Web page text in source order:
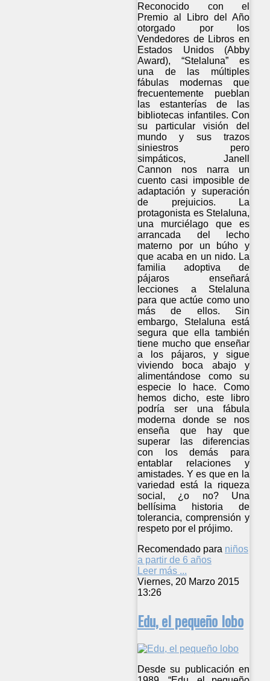
Reconocido con el
Premio al Libro del Año
otorgado por los
Vendedores de Libros en
Estados Unidos (Abby
Award), “Stelaluna” es
una de las múltiples
fábulas modernas que
frecuentemente pueblan
las estanterías de las
bibliotecas infantiles. Con
su particular visión del
mundo y sus trazos
siniestros pero
simpáticos, Janell
Cannon nos narra un
cuento casi imposible de
adaptación y superación
de prejuicios. La
protagonista es Stelaluna,
una murciélago que es
arrancada del lecho
materno por un búho y
que acaba en un nido. La
familia adoptiva de
pájaros enseñará
lecciones a Stelaluna
para que actúe como uno
más de ellos. Sin
embargo, Stelaluna está
segura que ella también
tiene mucho que enseñar
a los pájaros, y sigue
viviendo boca abajo y
alimentándose como su
especie lo hace. Como
hemos dicho, este libro
podría ser una fábula
moderna donde se nos
enseña que hay que
superar las diferencias
con los demás para
entablar relaciones y
amistades. Y es que en la
variedad está la riqueza
social, ¿o no? Una
bellísima historia de
tolerancia, comprensión y
respeto por el prójimo.
Recomendado para niños
a partir de 6 años
Leer más ...
Viernes, 20 Marzo 2015
13:26
Edu, el pequeño lobo
Desde su publicación en